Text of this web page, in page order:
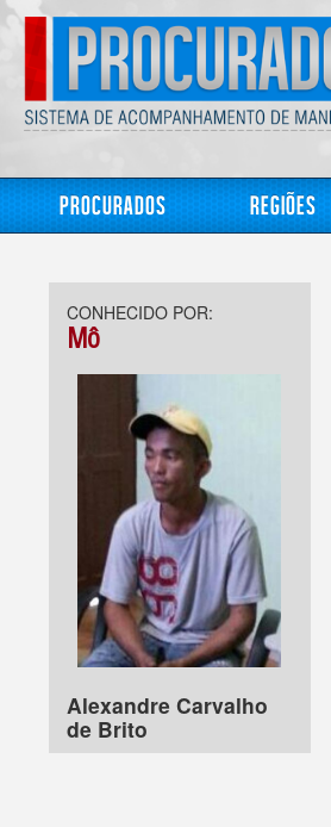
Procurados Regiões
CONHECIDO POR:
Mô
Alexandre Carvalho
de Brito